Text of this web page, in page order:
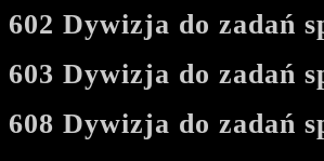
602 Dywizja do zadań
603 Dywizja do zadań
608 Dywizja do zadań